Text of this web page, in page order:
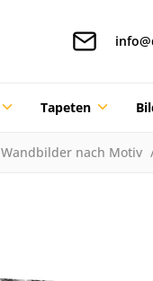
Tapeten
Wandbilder nach Motiv